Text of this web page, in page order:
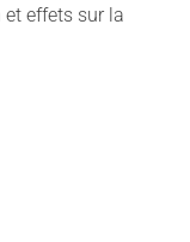
effets sur la